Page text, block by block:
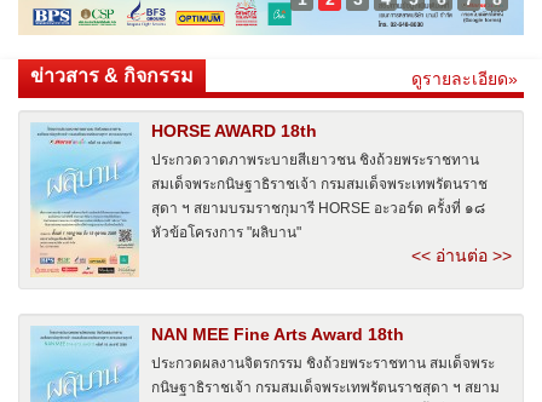
ข่าวสาร & กิจกรรม ดูรายละเอียด»
HORSE AWARD 18th
ประกวดวาดภาพระบายสีเยาวชน ชิงถ้วยพระราชทาน
สมเด็จพระกนิษฐาธิราชเจ้า กรมสมเด็จพระเทพรัตนราช
สุดา ฯ สยามบรมราชกุมารี HORSE อะวอร์ด ครั้งที่ ๑๘
หัวข้อโครงการ "ผลิบาน"
<< อ่านต่อ >>
NAN MEE Fine Arts Award 18th
ประกวดผลงานจิตรกรรม ชิงถ้วยพระราชทาน สมเด็จพระ
กนิษฐาธิราชเจ้า กรมสมเด็จพระเทพรัตนราชสุดา ฯ สยาม